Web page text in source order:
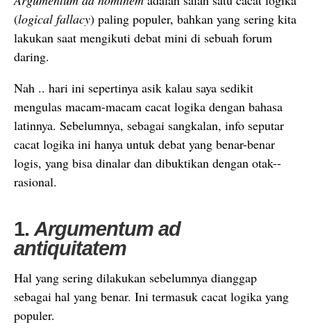
(logical fallacy) paling populer, bahkan yang sering kita
lakukan saat mengikuti debat mini di sebuah forum
daring.
Nah .. hari ini sepertinya asik kalau saya sedikit
mengulas macam-macam cacat logika dengan bahasa
latinnya. Sebelumnya, sebagai sangkalan, info seputar
cacat logika ini hanya untuk debat yang benar-benar
logis, yang bisa dinalar dan dibuktikan dengan otak--
rasional.
1. Argumentum ad
antiquitatem
Hal yang sering dilakukan sebelumnya dianggap
sebagai hal yang benar. Ini termasuk cacat logika yang
populer.